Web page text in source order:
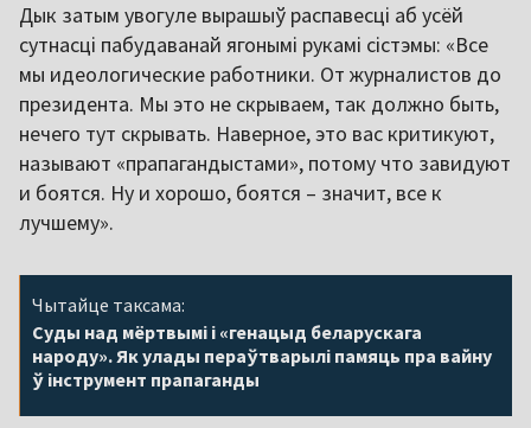
Дык затым увогуле вырашыў распавесці аб усёй
сутнасці пабудаванай ягонымі рукамі сістэмы: «Все
мы идеологические работники. От журналистов до
президента. Мы это не скрываем, так должно быть,
нечего тут скрывать. Наверное, это вас критикуют,
называют «прапагандыстами», потому что завидуют
и боятся. Ну и хорошо, боятся – значит, все к
лучшему».
Чытайце таксама:
Суды над мёртвымі і «генацыд беларускага
народу». Як улады пераўтварылі памяць пра вайну
ў інструмент прапаганды